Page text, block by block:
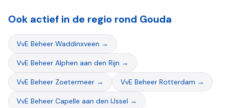
Ook actief in de regio rond Gouda
VvE Beheer Waddinxveen →
VvE Beheer Alphen aan den Rijn →
VvE Beheer Zoetermeer → VvE Beheer Rotterdam →
VvE Beheer Capelle aan den IJssel →